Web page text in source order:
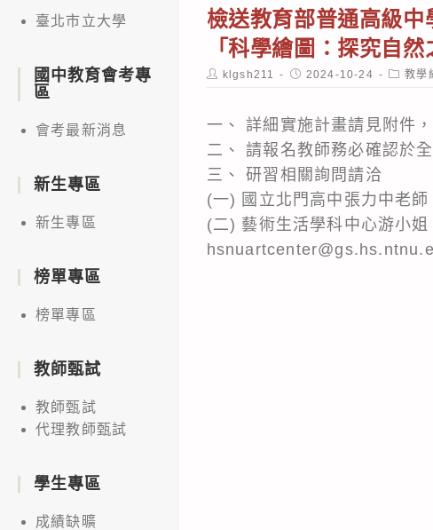
檢送教育部普通高級
「科學繪圖：探究自
Post
author:
klgsh211
Post
published:
2024-10-24
Post教學
一、 詳細實施計畫請見附件
二、 請報名教師務必確認於
三、 研習相關詢問請洽
(一) 國立北門高中張力中老
(二) 藝術生活學科中心游小
臺北市立大學
國中教育會考專
區
會考最新消息
新生專區
新生專區
榜單專區
榜單專區
教師甄試
教師甄試
代理教師甄試
學生專區
成績缺曠